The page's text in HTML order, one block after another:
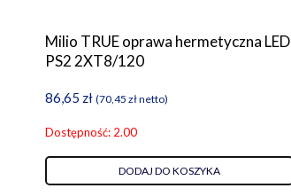
Milio TRUE oprawa hermetyczna LED
PS2 2XT8/120
86,65 zł (70,45 złnetto)
Dostępność: 2.00
DODAJ DO KOSZYKA